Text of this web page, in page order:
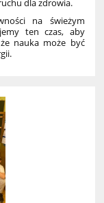
dla zdrowia.
na świeżym
ten czas, aby
nauka może być